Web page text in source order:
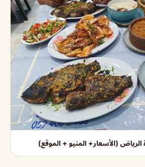
(الأسعار+ المنيو + الموقع)